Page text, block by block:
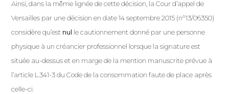
Ainsi, dans la même lignée de cette décision, la Cour d’appel de
Versailles par une décision en date 14 septembre 2015 (n°13/06350)
considère qu’est nul le cautionnement donné par une personne
physique à un créancier professionnel lorsque la signature est
située au-dessus et en marge de la mention manuscrite prévue à
l’article L.341-3 du Code de la consommation faute de place après
celle-ci.